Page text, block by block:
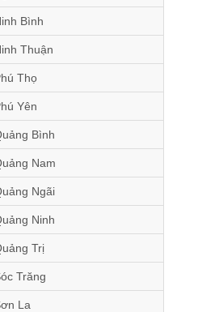
Bình
Thuận
Thọ
Yên
Bình
Nam
Ngãi
Ninh
Trị
Trăng
La